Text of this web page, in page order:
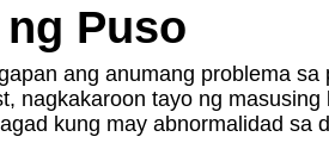
Puso
ang anumang problema
nagkakaroon tayo ng
kung may abnormalidad sa